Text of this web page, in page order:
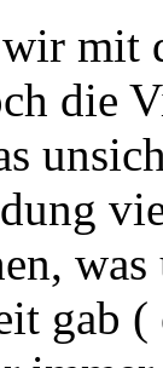
mit
die
gab (